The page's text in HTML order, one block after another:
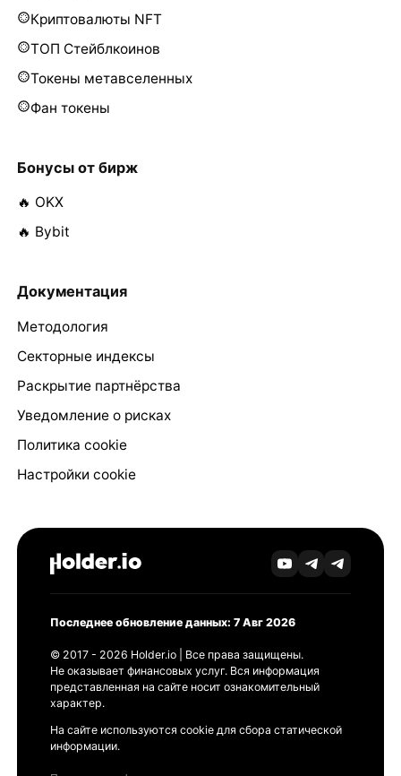
Криптовалюты NFT
ТОП Стейблкоинов
Токены метавселенных
Фан токены
Бонусы от бирж
🔥 OKX
🔥 Bybit
Документация
Методология
Секторные индексы
Раскрытие партнёрства
Уведомление о рисках
Политика cookie
Настройки cookie
Последнее обновление данных: 7 Авг 2026
© 2017 - 2026 Holder.io | Все права защищены.
Не оказывает финансовых услуг. Вся информация
представленная на сайте носит ознакомительный
характер.
На сайте используются cookie для сбора статической
информации.